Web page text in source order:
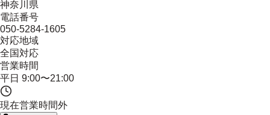
神奈川県
電話番号
050-5284-1605
対応地域
全国対応
営業時間
平日 9:00〜21:00
現在営業時間外